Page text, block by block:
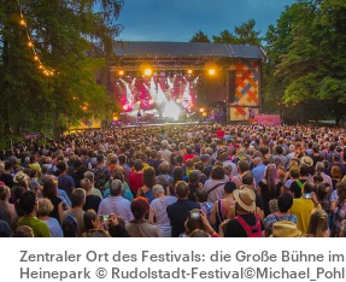
Zentraler Ort des Festivals: die Große Bühne im
Heinepark © Rudolstadt-Festival©Michael_Pohl